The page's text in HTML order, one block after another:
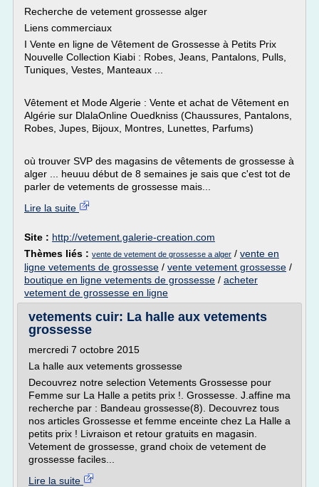
Recherche de vetement grossesse alger
Liens commerciaux
I Vente en ligne de Vêtement de Grossesse à Petits Prix
Nouvelle Collection Kiabi : Robes, Jeans, Pantalons, Pulls,
Tuniques, Vestes, Manteaux ...
Vêtement et Mode Algerie : Vente et achat de Vêtement en
Algérie sur DlalaOnline Ouedkniss (Chaussures, Pantalons,
Robes, Jupes, Bijoux, Montres, Lunettes, Parfums)
où trouver SVP des magasins de vêtements de grossesse à
alger ... heuuu début de 8 semaines je sais que c'est tot de
parler de vetements de grossesse mais...
Lire la suite
Site : http://vetement.galerie-creation.com
Thèmes liés : vente de vetement de grossesse a alger / vente en
ligne vetements de grossesse / vente vetement grossesse /
boutique en ligne vetements de grossesse / acheter
vetement de grossesse en ligne
vetements cuir: La halle aux vetements
grossesse
mercredi 7 octobre 2015
La halle aux vetements grossesse
Decouvrez notre selection Vetements Grossesse pour
Femme sur La Halle a petits prix !. Grossesse. J.affine ma
recherche par : Bandeau grossesse(8). Decouvrez tous
nos articles Grossesse et femme enceinte chez La Halle a
petits prix ! Livraison et retour gratuits en magasin.
Vetement de grossesse, grand choix de vetement de
grossesse faciles...
Lire la suite